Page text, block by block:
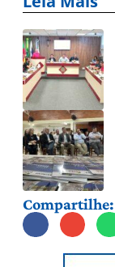
Compartilhe: